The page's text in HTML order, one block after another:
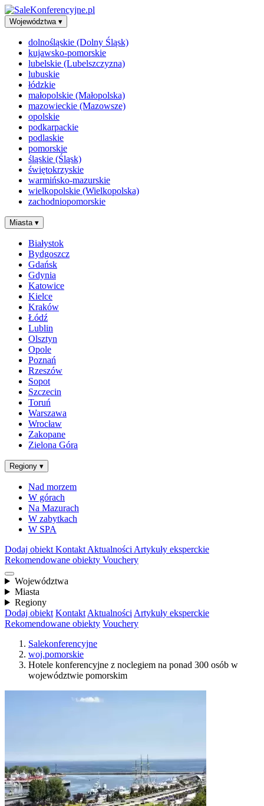
Województwa ▾
dolnośląskie (Dolny Śląsk)
kujawsko-pomorskie
lubelskie (Lubelszczyzna)
lubuskie
łódzkie
małopolskie (Małopolska)
mazowieckie (Mazowsze)
opolskie
podkarpackie
podlaskie
pomorskie
śląskie (Śląsk)
świętokrzyskie
warmińsko-mazurskie
wielkopolskie (Wielkopolska)
zachodniopomorskie
Miasta ▾
Białystok
Bydgoszcz
Gdańsk
Gdynia
Katowice
Kielce
Kraków
Łódź
Lublin
Olsztyn
Opole
Poznań
Rzeszów
Sopot
Szczecin
Toruń
Warszawa
Wrocław
Zakopane
Zielona Góra
Regiony ▾
Nad morzem
W górach
Na Mazurach
W zabytkach
W SPA
Dodaj obiekt Kontakt Aktualności Artykuły eksperckie
Rekomendowane obiekty Vouchery
Województwa
Miasta
Regiony
Dodaj obiekt Kontakt Aktualności Artykuły eksperckie
Rekomendowane obiekty Vouchery
Salekonferencyjne
woj.pomorskie
Hotele konferencyjne z noclegiem na ponad 300 osób w
województwie pomorskim